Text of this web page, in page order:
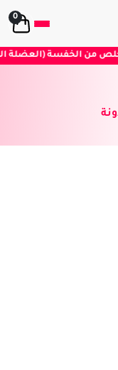
0
• التمرين كل